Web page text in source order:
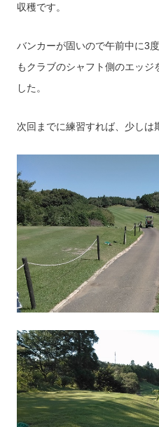
収穫です。
バンカーが固いので午前中に3
もクラブのシャフト側のエッジ
した。
次回までに練習すれば、少しは